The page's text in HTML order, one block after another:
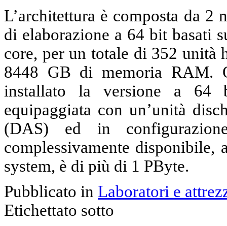
L’architettura è composta da
di elaborazione a 64 bit basati
core, per un totale di 352 unità
8448 GB di memoria RAM.
installato la versione a 64
equipaggiata con un’unità
(DAS) ed in
complessivamente
system, è di più di 1 PByte.
Pubblicato in Laboratori e
Etichettato sotto